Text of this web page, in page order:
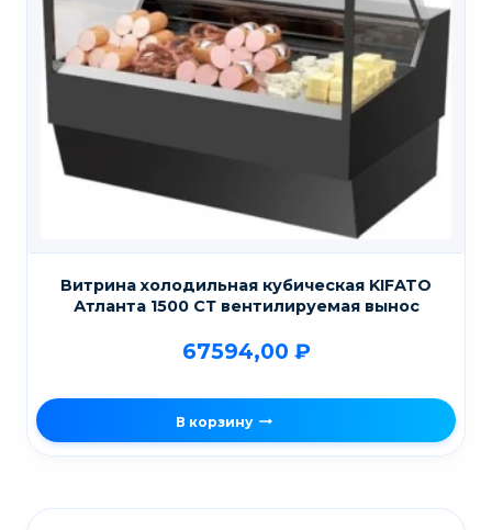
Витрина холодильная кубическая KIFATO
Атланта 1500 СТ вентилируемая вынос
67594,00 ₽
В корзину